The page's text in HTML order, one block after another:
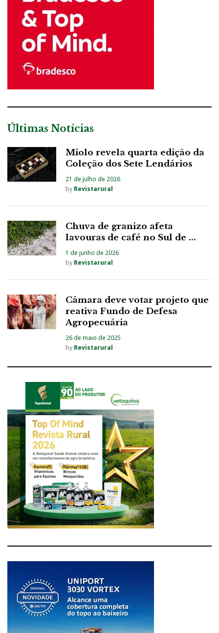
Últimas Notícias
Miolo revela quarta edição da
Coleção dos Sete Lendários
21 de julho de 2026
by Revistarural
Chuva de granizo afeta
lavouras de café no Sul de ...
1 de junho de 2026
by Revistarural
Câmara deve votar projeto que
reativa Fundo de Defesa
Agropecuária
26 de maio de 2025
by Revistarural